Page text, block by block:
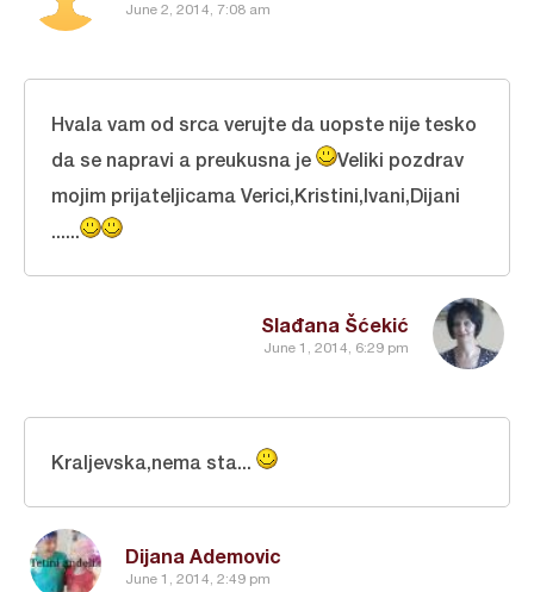
June 2, 2014, 7:08 am
Slađana Šćekić
June 1, 2014, 6:29 pm
Hvala vam od srca verujte da uopste nije tesko
da se napravi a preukusna je
Veliki pozdrav
mojim prijateljicama Verici,Kristini,Ivani,Dijani
......
Dijana Ademovic
June 1, 2014, 2:49 pm
Kraljevska,nema sta...